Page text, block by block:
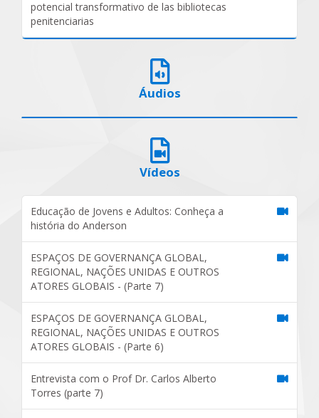
potencial transformativo de las bibliotecas
penitenciarias
Áudios
Vídeos
Educação de Jovens e Adultos: Conheça a
história do Anderson
ESPAÇOS DE GOVERNANÇA GLOBAL,
REGIONAL, NAÇÕES UNIDAS E OUTROS
ATORES GLOBAIS - (Parte 7)
ESPAÇOS DE GOVERNANÇA GLOBAL,
REGIONAL, NAÇÕES UNIDAS E OUTROS
ATORES GLOBAIS - (Parte 6)
Entrevista com o Prof Dr. Carlos Alberto
Torres (parte 7)